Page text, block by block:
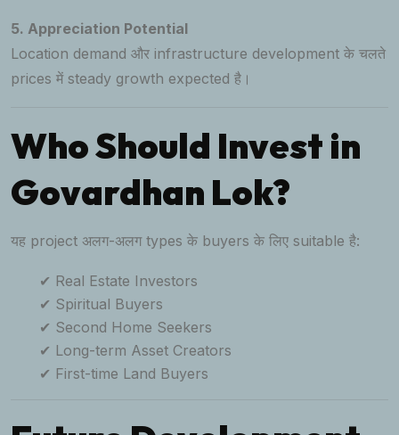
5. Appreciation Potential
Location demand और infrastructure development के चलते
prices में steady growth expected है।
Who Should Invest in
Govardhan Lok?
यह project अलग-अलग types के buyers के लिए suitable है:
✔ Real Estate Investors
✔ Spiritual Buyers
✔ Second Home Seekers
✔ Long-term Asset Creators
✔ First-time Land Buyers